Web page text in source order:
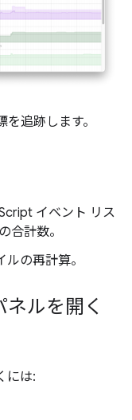
追跡します。
イベント リス
合計数。
の再計算。
ルを開く
には: